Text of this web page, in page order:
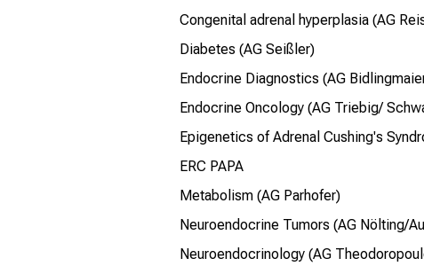
Congenital adrenal hyperplasia (AG
Diabetes (AG Seißler)
Endocrine Diagnostics (AG
Endocrine Oncology (AG Triebig/
Epigenetics of Adrenal Cushing's
ERC PAPA
Metabolism (AG Parhofer)
Neuroendocrine Tumors (AG Nölting/
Neuroendocrinology (AG